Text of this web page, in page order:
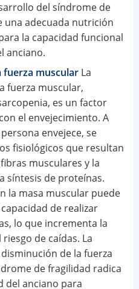
del síndrome de
una adecuada nutrición
la capacidad funcional
anciano.
fuerza muscularLa
fuerza muscular,
es un factor
el envejecimiento. A
envejece, se
fisiológicos que resultan
musculares y la
síntesis de proteínas.
la masa muscular puede
de realizar
lo que incrementa la
de caídas. La
de la fuerza
de fragilidad radica
del anciano para